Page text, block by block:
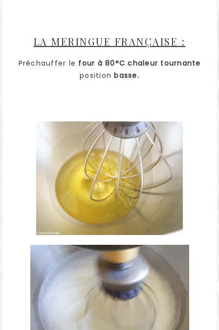
LA MERINGUE FRANÇAISE :
Préchauffer le four à 80°C chaleur tournante
position basse.